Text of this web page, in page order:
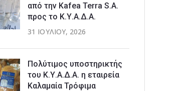
από την Kafea Terra S.A.
προς το Κ.Υ.Α.Δ.Α.
31 ΙΟΥΛΊΟΥ, 2026
Πολύτιμος υποστηρικτής
του Κ.Υ.Α.Δ.Α. η εταιρεία
Καλαμαία Τρόφιμα